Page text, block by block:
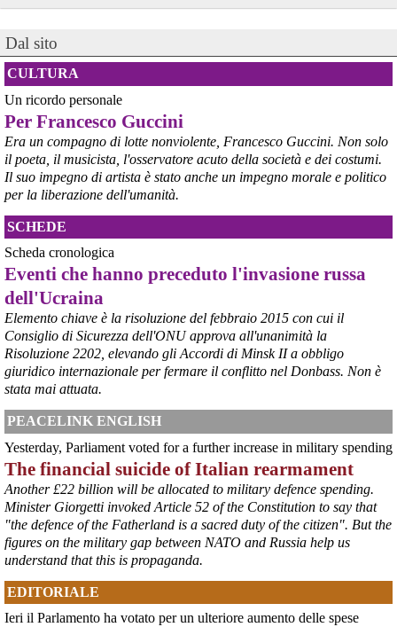
corriereditaranto.it/2026/08/0
Aprendo i lavori, il ministro Urso ha sottolineato come il Governo
debba necessariamente prendere atto della decisione della Corte
d’Appello di Milano, ricordando che il provvedimento è già stato
inserito nella data room della procedura di vendita. “Alla luce del
nuovo scenario – ha spiegato – Jindal ha presentato una proposta
aggiornata sull’intero perimetro aziendale che tiene conto della
chiusura dell’area a caldo e che i commissari stanno valutando”.
# ILVA #Taranto
@peacelink - 6/8/2026 21:45
borsaitaliana.it/borsa/notizie
Si sta ragionando su un piano B per Taranto dopo la chiusura
dell’area a caldo dell’ILVA?
Taranto
@peacelink - 6/8/2026 21:41
cronachetarantine.it/index.php
il Governo ha manifestato l’intenzione di predisporre un
provvedimento straordinario per attenuare le conseguenze
economiche e sociali della prevista fermata dell’area a caldo e ha
chiesto alle rappresentanze del territorio di formulare proposte
concrete per definirne i contenuti. Casartigiani valuta positivamente
questa disponibilità.
#ILVA #Taranto
Dal sito
CULTURA
Un ricordo personale
Per Francesco Guccini
Era un compagno di lotte nonviolente, Francesco Guccini. Non solo
il poeta, il musicista, l'osservatore acuto della società e dei costumi.
Il suo impegno di artista è stato anche un impegno morale e politico
per la liberazione dell'umanità.
SCHEDE
Scheda cronologica
Eventi che hanno preceduto l'invasione russa
dell'Ucraina
Elemento chiave è la risoluzione del febbraio 2015 con cui il
Consiglio di Sicurezza dell'ONU approva all'unanimità la
Risoluzione 2202, elevando gli Accordi di Minsk II a obbligo
giuridico internazionale per fermare il conflitto nel Donbass. Non è
stata mai attuata.
PEACELINK ENGLISH
Yesterday, Parliament voted for a further increase in military spending
The financial suicide of Italian rearmament
Another £22 billion will be allocated to military defence spending.
Minister Giorgetti invoked Article 52 of the Constitution to say that
"the defence of the Fatherland is a sacred duty of the citizen". But the
figures on the military gap between NATO and Russia help us
understand that this is propaganda.
EDITORIALE
Ieri il Parlamento ha votato per un ulteriore aumento delle spese